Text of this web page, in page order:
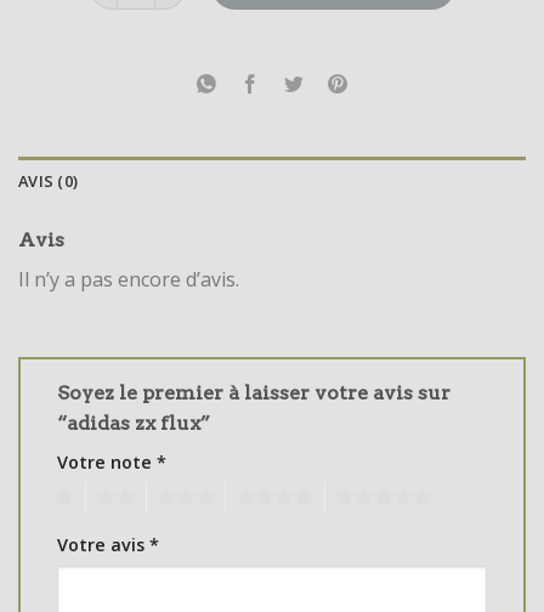
AVIS (0)
Avis
Il n’y a pas encore d’avis.
Soyez le premier à laisser votre avis sur
“adidas zx flux”
Votre note *
Votre avis *